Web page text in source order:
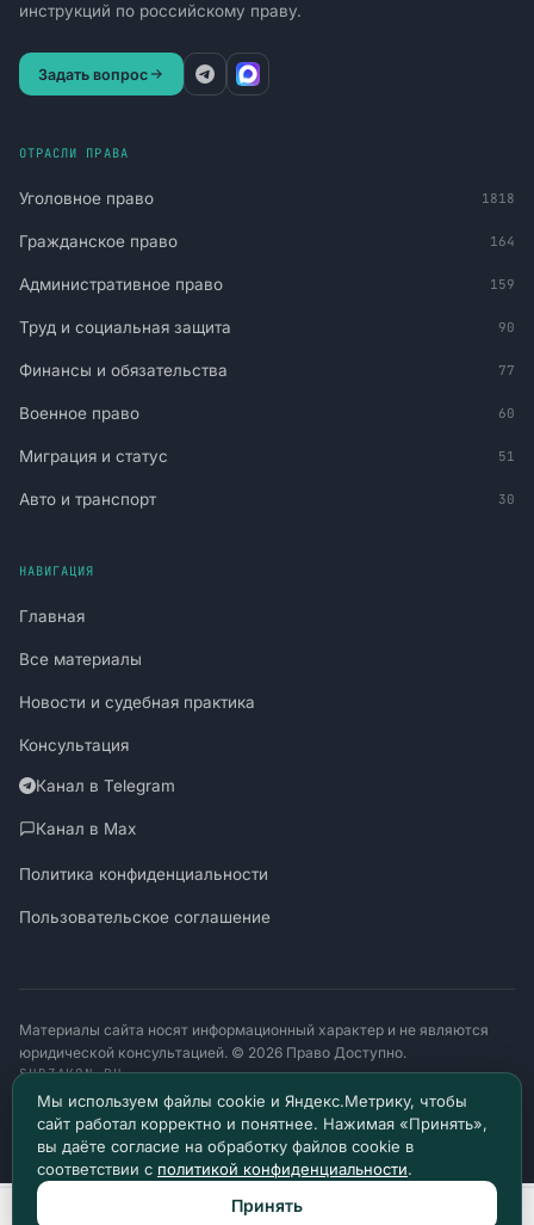
инструкций по российскому праву.
Задать вопрос
ОТРАСЛИ ПРАВА
Уголовное право 1818
Гражданское право 164
Административное право 159
Труд и социальная защита 90
Финансы и обязательства 77
Военное право 60
Миграция и статус 51
Авто и транспорт 30
НАВИГАЦИЯ
Главная
Все материалы
Новости и судебная практика
Консультация
Канал в Telegram
Канал в Max
Политика конфиденциальности
Пользовательское соглашение
Материалы сайта носят информационный характер и не являются
юридической консультацией. © 2026 Право Доступно.
SUDZAKON.RU
Оператор персональных данных: ООО «ЯЛАНЖИ И ПАРТНЕРЫ»
ИНН 9717182760 · ОГРН 1257700370641
129085, г. Москва, проезд Ольминского, д. 4, помещ. 8н
Мы используем файлы cookie и Яндекс.Метрику, чтобы
сайт работал корректно и понятнее. Нажимая «Принять»,
вы даёте согласие на обработку файлов cookie в
соответствии с политикой конфиденциальности.
Принять